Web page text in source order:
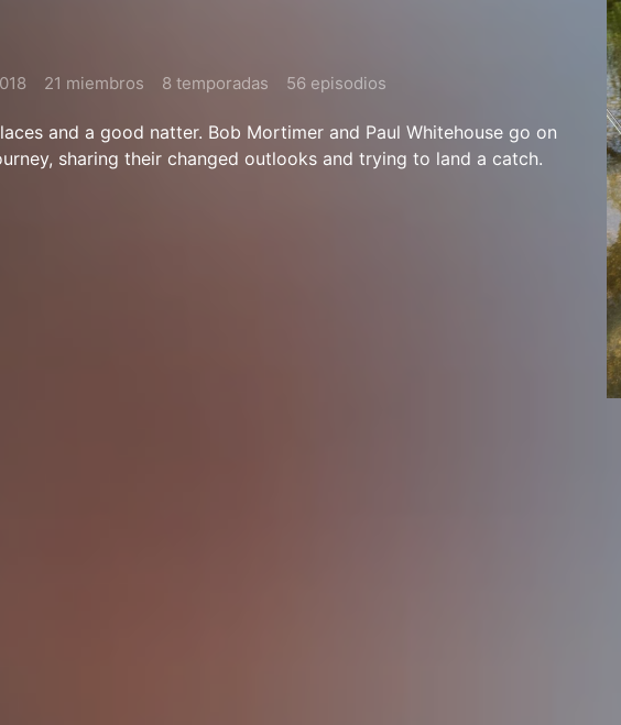
21 miembros 8 temporadas 56 episodios
and a good natter. Bob Mortimer and Paul Whitehouse go on
sharing their changed outlooks and trying to land a catch.